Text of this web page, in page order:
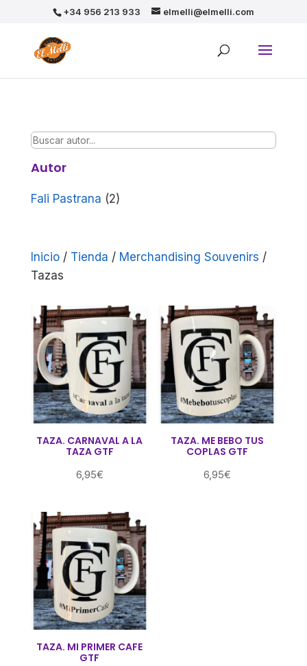
+34 956 213 933 elmelli@elmelli.com
Autor
Fali Pastrana (2)
Inicio/ Tienda / Merchandising Souvenirs /
Tazas
TAZA. CARNAVAL A LA
TAZA GTF
6,95€
TAZA. ME BEBO TUS
COPLAS GTF
6,95€
TAZA. MI PRIMER CAFE
GTF